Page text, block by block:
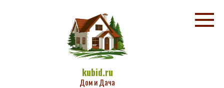
kubid.ru
Дом и Дача